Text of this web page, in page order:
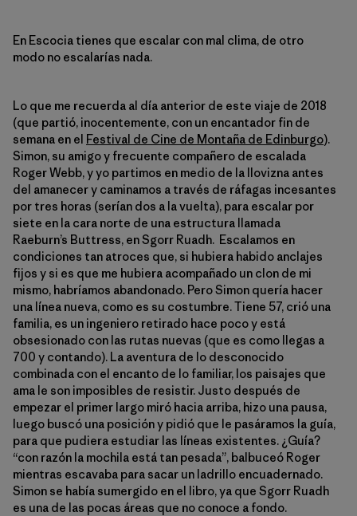
En Escocia tienes que escalar con mal clima, de otro
modo no escalarías nada.
Lo que me recuerda al día anterior de este viaje de 2018
(que partió, inocentemente, con un encantador fin de
semana en el Festival de Cine de Montaña de Edinburgo).
Simon, su amigo y frecuente compañero de escalada
Roger Webb, y yo partimos en medio de la llovizna antes
del amanecer y caminamos a través de ráfagas incesantes
por tres horas (serían dos a la vuelta), para escalar por
siete en la cara norte de una estructura llamada
Raeburn’s Buttress, en Sgorr Ruadh. Escalamos en
condiciones tan atroces que, si hubiera habido anclajes
fijos y si es que me hubiera acompañado un clon de mi
mismo, habríamos abandonado. Pero Simon quería hacer
una línea nueva, como es su costumbre. Tiene 57, crió una
familia, es un ingeniero retirado hace poco y está
obsesionado con las rutas nuevas (que es como llegas a
700 y contando). La aventura de lo desconocido
combinada con el encanto de lo familiar, los paisajes que
ama le son imposibles de resistir. Justo después de
empezar el primer largo miró hacia arriba, hizo una pausa,
luego buscó una posición y pidió que le pasáramos la guía,
para que pudiera estudiar las líneas existentes. ¿Guía?
“con razón la mochila está tan pesada”, balbuceó Roger
mientras escavaba para sacar un ladrillo encuadernado.
Simon se había sumergido en el libro, ya que Sgorr Ruadh
es una de las pocas áreas que no conoce a fondo.